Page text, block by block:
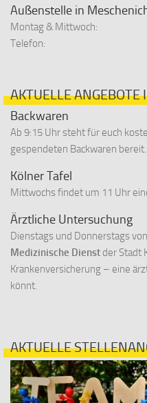
Außenstelle in
Montag & Mittwoch:
Telefon:
AKTUELLE ANGEBOTE
Backwaren
Ab 9:15 Uhr steht für euch
gespendeten Backwaren bereit.
Kölner Tafel
Mittwochs findet um 11 Uhr
Ärztliche Untersuchung
Dienstags und Donnerstags
Medizinische Dienst der Stadt
Krankenversicherung – eine
könnt.
AKTUELLE